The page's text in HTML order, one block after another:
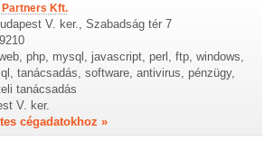
Partners Kft.
V. ker., Szabadság tér 7
php, mysql, javascript, perl, ftp, windows,
tanácsadás, software, antivirus, pénzügy,
tanácsadás
V. ker.
cégadatokhoz »